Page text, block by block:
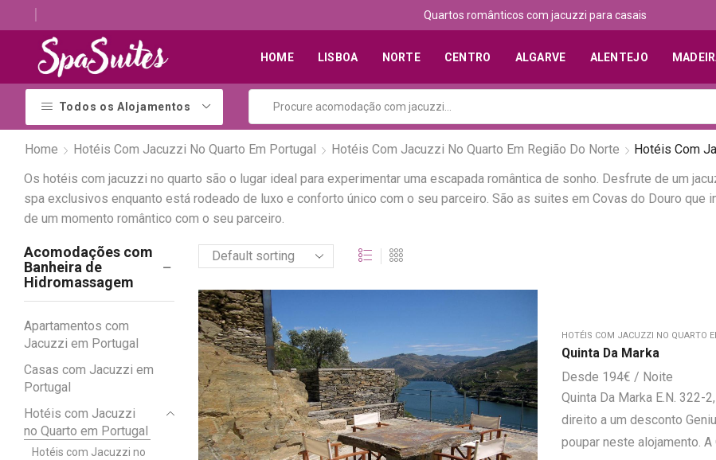
Quartos românticos com jacuzzi para casais
HOME LISBOA NORTE CENTRO ALGARVE ALENTEJO
Todos os Alojamentos
Home Hotéis Com Jacuzzi No Quarto Em Portugal Hotéis Com Jacuzzi No Quarto Em Região Do Norte Hotéis Com
Os hotéis com jacuzzi no quarto são o lugar ideal para experimentar uma escapada romântica de sonho. Desfrute de um
spa exclusivos enquanto está rodeado de luxo e conforto único com o seu parceiro. São as suites em Covas do Douro que
de um momento romântico com o seu parceiro.
HOTÉIS COM JACUZZI NO QUARTO
Quinta Da Marka
194€
Quinta Da Marka E.N. 322-
direito a um desconto
poupar neste alojamento. A
Acomodações com
Banheira de
Hidromassagem
Apartamentos com
Jacuzzi em Portugal
Casas com Jacuzzi em
Portugal
Hotéis com Jacuzzi
no Quarto em Portugal
Hotéis com Jacuzzi no